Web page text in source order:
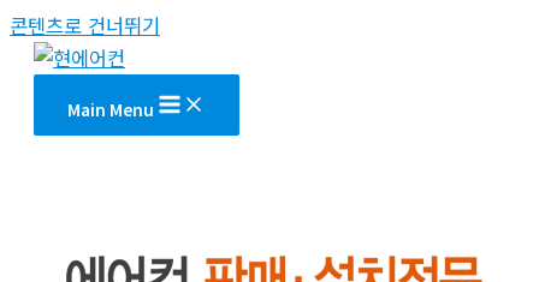
콘텐츠로 건너뛰기
Main Menu